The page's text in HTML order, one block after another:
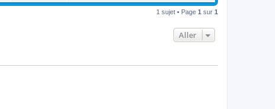
1 sujet • Page 1 sur 1
Aller